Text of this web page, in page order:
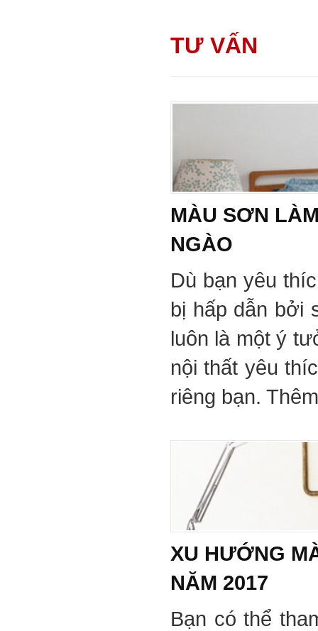
TƯ VẤN
MÀU SƠN
NGÀO
Dù bạn yêu
bị hấp dẫn bởi
luôn là một ý
nội thất yêu
riêng bạn.
XU HƯỚNG
NĂM 2017
Bạn có thể